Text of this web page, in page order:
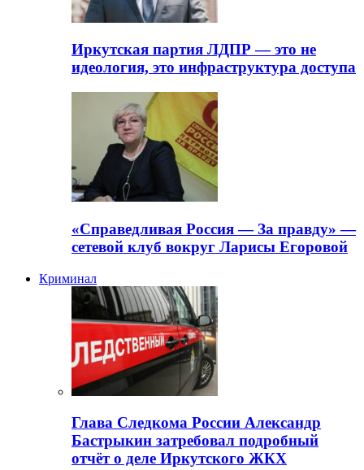
Иркутская партия ЛДПР — это не
идеология, это инфраструктура доступа
«Справедливая Россия — За правду» —
сетевой клуб вокруг Ларисы Егоровой
Криминал
Глава Следкома России Александр
Бастрыкин затребовал подробный
отчёт о деле Иркутского ЖКХ